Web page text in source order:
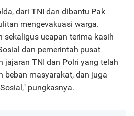
dari TNI dan dibantu Pak
mengevakuasi warga.
sekaligus ucapan terima kasih
dan pemerintah pusat
jajaran TNI dan Polri yang telah
beban masyarakat, dan juga
pungkasnya.